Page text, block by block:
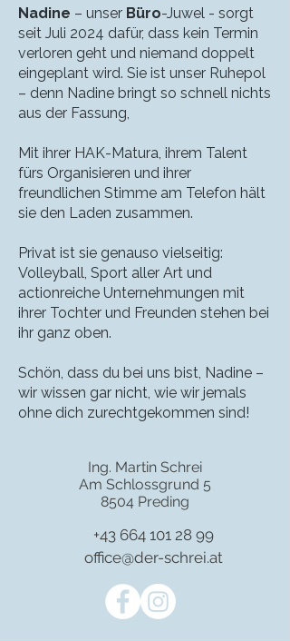
Nadine – unser Büro-Juwel - sorgt
seit Juli 2024 dafür, dass kein Termin
verloren geht und niemand doppelt
eingeplant wird. Sie ist unser Ruhepol
– denn Nadine bringt so schnell nichts
aus der Fassung,
Mit ihrer HAK-Matura, ihrem Talent
fürs Organisieren und ihrer
freundlichen Stimme am Telefon hält
sie den Laden zusammen.
Privat ist sie genauso vielseitig:
Volleyball, Sport aller Art und
actionreiche Unternehmungen mit
ihrer Tochter und Freunden stehen bei
ihr ganz oben.
Schön, dass du bei uns bist, Nadine –
wir wissen gar nicht, wie wir jemals
ohne dich zurechtgekommen sind!
Ing. Martin Schrei
Am Schlossgrund 5
8504 Preding
+43 664 101 28 99
office@der-schrei.at